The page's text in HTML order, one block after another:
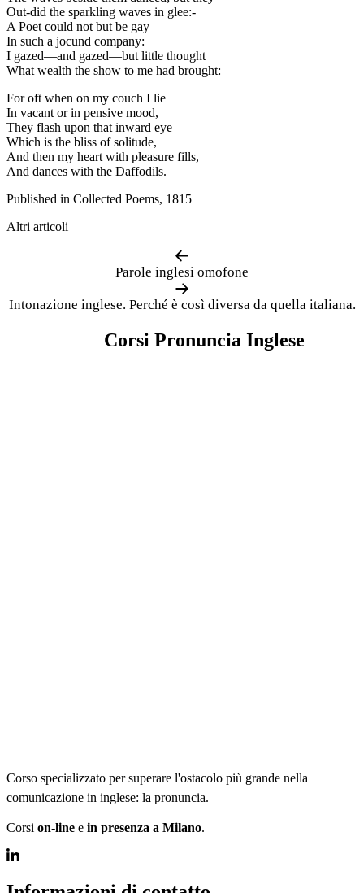
Out-did the sparkling waves in glee:-
A Poet could not but be gay
In such a jocund company:
I gazed—and gazed—but little thought
What wealth the show to me had brought:
For oft when on my couch I lie
In vacant or in pensive mood,
They flash upon that inward eye
Which is the bliss of solitude,
And then my heart with pleasure fills,
And dances with the Daffodils.
Published in Collected Poems, 1815
Altri articoli
Parole inglesi omofone
Intonazione inglese. Perché è così diversa da quella italiana.
Corsi Pronuncia Inglese
Corso specializzato per superare l'ostacolo più grande nella
comunicazione in inglese: la pronuncia.
Corsi on-line e in presenza a Milano.